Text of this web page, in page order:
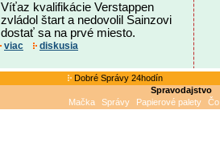
Víťaz kvalifikácie Verstappen
zvládol štart a nedovolil Sainzovi
dostať sa na prvé miesto.
viac diskusia
Dobré Správy 24hodín
Spravodajstvo
Mačka
Správy Papierové palety